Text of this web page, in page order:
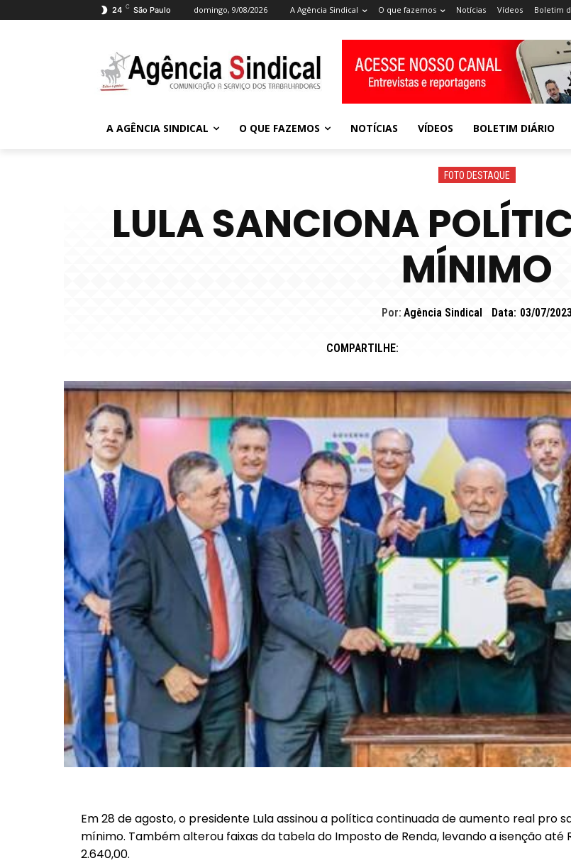
24 C São Paulo domingo, 9/08/2026 A Agência Sindical O que fazemos Notícias Vídeos Boletim
A AGÊNCIA SINDICAL O QUE FAZEMOS NOTÍCIAS VÍDEOS BOLETIM DIÁRIO
FOTO DESTAQUE
LULA SANCIONA
MÍNIMO
Por: Agência Sindical Data: 03/07/2023
COMPARTILHE:
Em 28 de agosto, o presidente Lula assinou a política continuada de aumento real pro
mínimo. Também alterou faixas da tabela do Imposto de Renda, levando a isenção até
2.640,00.